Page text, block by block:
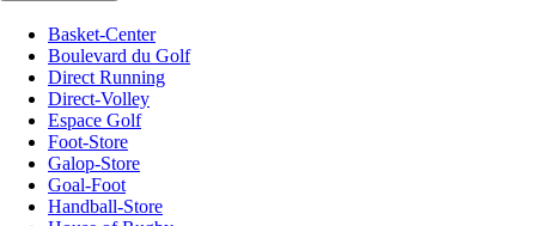
Basket-Center
Boulevard du Golf
Direct Running
Direct-Volley
Espace Golf
Foot-Store
Galop-Store
Goal-Foot
Handball-Store